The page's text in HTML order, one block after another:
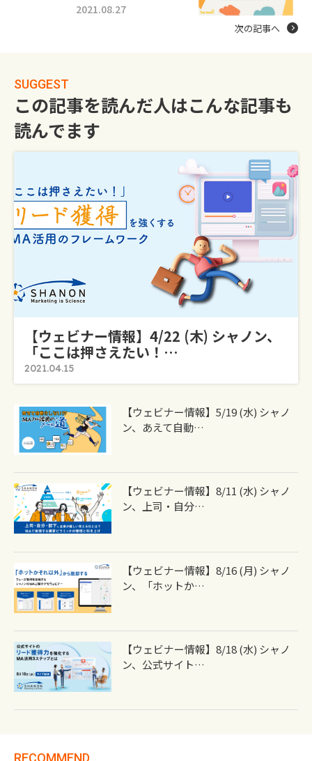
2021.08.27
次の記事へ
SUGGEST
この記事を読んだ人はこんな記事も
読んでます
【ウェビナー情報】4/22 (木) シャノン、
「ここは押さえたい！…
2021.04.15
【ウェビナー情報】5/19 (水) シャノ
ン、あえて自動…
【ウェビナー情報】8/11 (水) シャノ
ン、上司・自分…
【ウェビナー情報】8/16 (月) シャノ
ン、「ホットか…
【ウェビナー情報】8/18 (水) シャノ
ン、公式サイト…
RECOMMEND